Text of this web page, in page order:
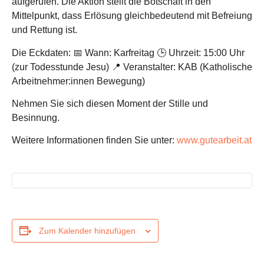
Mittelpunkt, dass Erlösung gleichbedeutend mit Befreiung
und Rettung ist.
Die Eckdaten: 📅 Wann: Karfreitag 🕒 Uhrzeit: 15:00 Uhr
(zur Todesstunde Jesu) 📍 Veranstalter: KAB (Katholische
Arbeitnehmer:innen Bewegung)
Nehmen Sie sich diesen Moment der Stille und
Besinnung.
Weitere Informationen finden Sie unter: www.gutearbeit.at
Zum Kalender hinzufügen